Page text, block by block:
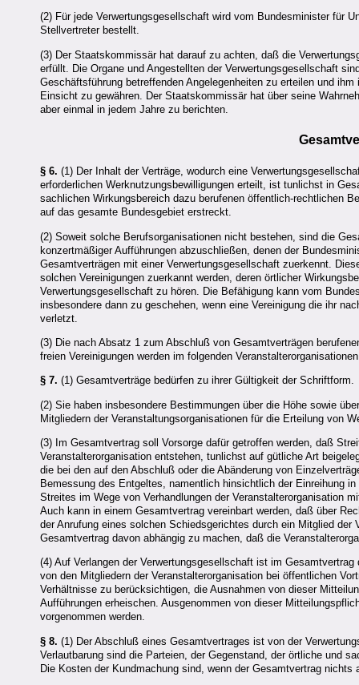
(2) Für jede Verwertungsgesellschaft wird vom Bundesminister für
Stellvertreter bestellt.
(3) Der Staatskommissär hat darauf zu achten, daß die
erfüllt. Die Organe und Angestellten der Verwertungsgesellschaft
Geschäftsführung betreffenden Angelegenheiten zu erteilen und
Einsicht zu gewähren. Der Staatskommissär hat über seine
aber einmal in jedem Jahre zu berichten.
§ 6. (1) Der Inhalt der Verträge, wodurch eine
erforderlichen Werknutzungsbewilligungen erteilt, ist tunlichst in
sachlichen Wirkungsbereich dazu berufenen öffentlich-rechtlichen
auf das gesamte Bundesgebiet erstreckt.
(2) Soweit solche Berufsorganisationen nicht bestehen, sind die
konzertmäßiger Aufführungen abzuschließen, denen der
Gesamtverträgen mit einer Verwertungsgesellschaft zuerkennt.
solchen Vereinigungen zuerkannt werden, deren örtlicher
Verwertungsgesellschaft zu hören. Die Befähigung kann vom
insbesondere dann zu geschehen, wenn eine Vereinigung die ihr
verletzt.
(3) Die nach Absatz 1 zum Abschluß von Gesamtverträgen
freien Vereinigungen werden im folgenden
§ 7. (1) Gesamtverträge bedürfen zu ihrer Gültigkeit der Schriftform.
(2) Sie haben insbesondere Bestimmungen über die Höhe sowie
Mitgliedern der Veranstaltungsorganisationen für die Erteilung von
(3) Im Gesamtvertrag soll Vorsorge dafür getroffen werden, daß
Veranstalterorganisation entstehen, tunlichst auf gütliche Art
die bei den auf den Abschluß oder die Abänderung von
Bemessung des Entgeltes, namentlich hinsichtlich der Einreihung
Streites im Wege von Verhandlungen der Veranstalterorganisation
Auch kann in einem Gesamtvertrag vereinbart werden, daß über
der Anrufung eines solchen Schiedsgerichtes durch ein Mitglied
Gesamtvertrag davon abhängig zu machen, daß die
(4) Auf Verlangen der Verwertungsgesellschaft ist im
von den Mitgliedern der Veranstalterorganisation bei öffentlichen
Verhältnisse zu berücksichtigen, die Ausnahmen von dieser
Aufführungen erheischen. Ausgenommen von dieser
vorgenommen werden.
§ 8. (1) Der Abschluß eines Gesamtvertrages ist von der
Verlautbarung sind die Parteien, der Gegenstand, der örtliche und
Die Kosten der Kundmachung sind, wenn der Gesamtvertrag